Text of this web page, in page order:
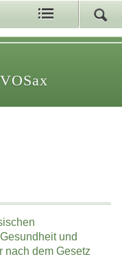
und
nach dem Gesetz